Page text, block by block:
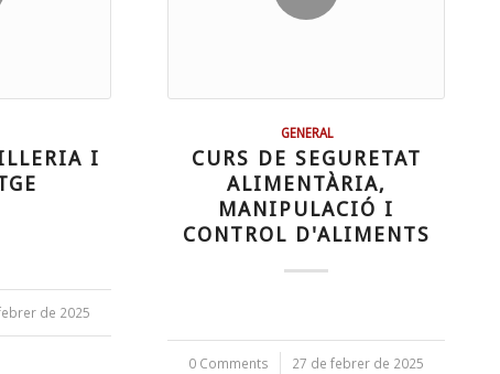
I
de 2025
GENERAL
CURS DE SEGURETAT
ALIMENTÀRIA,
MANIPULACIÓ I
CONTROL D'ALIMENTS
0 Comments
/ 27 de febrer de 2025